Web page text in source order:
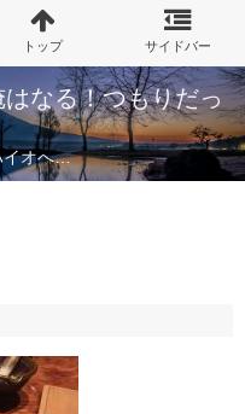
なる！つもりだっ
イオへ…